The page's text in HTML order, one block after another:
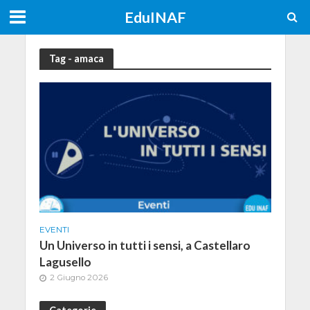
EduINAF
Tag - amaca
EVENTI
Un Universo in tutti i sensi, a Castellaro
Lagusello
2 Giugno 2026